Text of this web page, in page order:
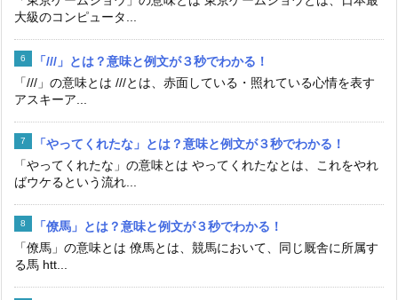
大級のコンピュータ...
「///」とは？意味と例文が３秒でわかる！
「///」の意味とは ///とは、赤面している・照れている心情を表す
アスキーア...
「やってくれたな」とは？意味と例文が３秒でわかる！
「やってくれたな」の意味とは やってくれたなとは、これをやれ
ばウケるという流れ...
「僚馬」とは？意味と例文が３秒でわかる！
「僚馬」の意味とは 僚馬とは、競馬において、同じ厩舎に所属す
る馬 htt...